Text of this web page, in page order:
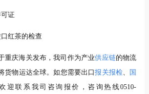
证
红茶的检查
重庆海关发布，我司作为产业供应链的物流
货物运达全球。如您需要出口报关报检
国
迎联系我司咨询报价，咨询热线0510-